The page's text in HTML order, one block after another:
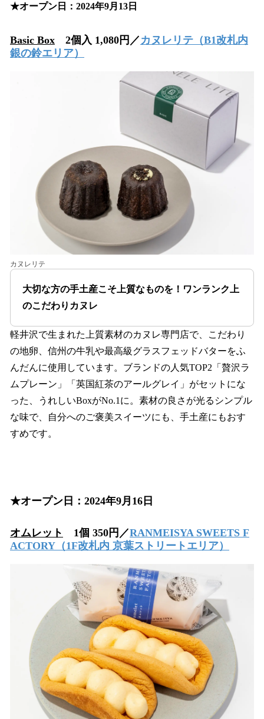
★オープン日：2024年9月13日
Basic Box 2個入 1,080円／ カヌレリテ （B1改札内
銀の鈴エリア）
カヌレリテ
大切な方の手土産こそ上質なものを！ワンランク上
のこだわりカヌレ
軽井沢で生まれた上質素材のカヌレ専門店で、こだわり
の地卵、信州の牛乳や最高級グラスフェッドバターをふ
んだんに使用しています。ブランドの人気TOP2「贅沢ラ
ムプレーン」「英国紅茶のアールグレイ」がセットにな
った、うれしいBoxがNo.1に。素材の良さが光るシンプル
な味で、自分へのご褒美スイーツにも、手土産にもおす
すめです。
★オープン日：2024年9月16日
オムレット 1個 350円／RANMEISYA SWEETS F
ACTORY （1F改札内 京葉ストリートエリア）